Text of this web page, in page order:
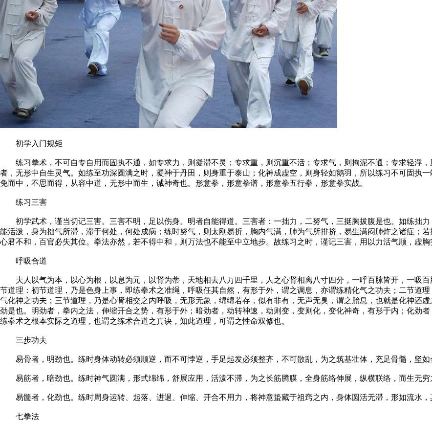
初学入门规矩
练习拳术，不可自专自用而固执不通，如专求力，则凝滞不灵；专求重，则沉重不活；专求气，则拘泥不通；专求轻浮
者，无形中自生灵气。如练至功深圆满之时，凝神于丹田，则身重于泰山；化神成虚空，则身轻如鹅羽，所以练习不可固执
免而中，不思而得，从容中道，无形中而生，诚神奇也。形意拳，形意拳谱，形意拳五行拳，形意拳实战。
练习三害
初学武术，谨当切记三害。三害不明，足以伤身。明者自能得道。三害者：一拙力，二努气，三挺胸拔腹是也。如练拙
能活泼，身为拙气所滞，滞于何处，何处成病；练时努气，则太刚易折，胸内气满，肺为气所排挤，易生满闷肺炸之诸症；
心君不和，百官必失其位。拳法亦然，若不得中和，则万法也不能至中立地步。故练习之时，谨记三害，用以力活气顺，虚
呼吸合道
夫人以气为本，以心为根，以息为元，以肾为蒂，天地相去八万四千里，人之心肾相离八寸四分，一呼百脉皆开，一吸
节道理：初节道理，乃是色身上事，即练拳术之准绳，呼吸任其自然，有形于外，谓之调息，亦谓练精化气之功夫；二节道
气化神之功夫；三节道理，乃是心肾相交之内呼吸，无形无象，绵绵若存，似有非有，无声无臭，谓之胎息，也就是化神还
劲是也。明劲者，拳内之法，伸缩开合之势，有形于外；暗劲者，动转神速，动则变，变则化，变化神奇，有形于内；化劲
练拳术之根本实际之道理，也谓之练术合道之真诀，知此道理，可谓之性命双修也。
三步功夫
易骨者，明劲也。练时身体动转必须顺逆，而不可悖逆，手足起发必须整齐，不可散乱，为之筑基壮体，充足骨髓，坚如
易筋者，暗劲也。练时神气圆满，形式绵绵，舒展应用，活泼不滞，为之长筋腾膜，全身筋络伸展，纵横联络，而生无穷
易髓者，化劲也。练时周身运转、起落、进退、伸缩、开合不用力，将神意蛰藏于祖窍之内，身体圆活无滞，形如流水，
七拳法